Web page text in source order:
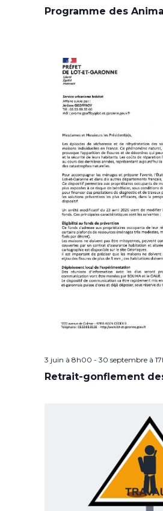
Programme des
3 juin à 8h00 - 30 septembre à
Retrait-gonflement